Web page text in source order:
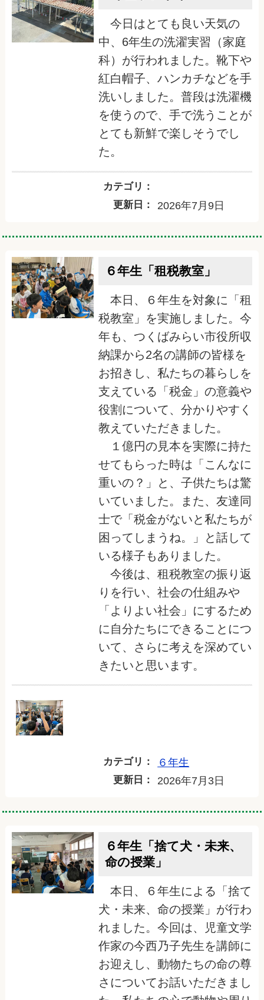
今日はとても良い天気の
中、6年生の洗濯実習（家庭
科）が行われました。靴下や
紅白帽子、ハンカチなどを手
洗いしました。普段は洗濯機
を使うので、手で洗うことが
とても新鮮で楽しそうでし
た。
カテゴリ：
更新日：
2026年7月9日
６年生「租税教室」
本日、６年生を対象に「租
税教室」を実施しました。今
年も、つくばみらい市役所収
納課から2名の講師の皆様を
お招きし、私たちの暮らしを
支えている「税金」の意義や
役割について、分かりやすく
教えていただきました。
１億円の見本を実際に持た
せてもらった時は「こんなに
重いの？」と、子供たちは驚
いていました。また、友達同
士で「税金がないと私たちが
困ってしまうね。」と話して
いる様子もありました。
今後は、租税教室の振り返
りを行い、社会の仕組みや
「よりよい社会」にするため
に自分たちにできることにつ
いて、さらに考えを深めてい
きたいと思います。
カテゴリ： ６年生
更新日： 2026年7月3日
６年生「捨て犬・未来、
命の授業」
本日、６年生による「捨て
犬・未来、命の授業」が行わ
れました。今回は、児童文学
作家の今西乃子先生を講師に
お迎えし、動物たちの命の尊
さについてお話いただきまし